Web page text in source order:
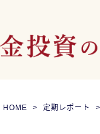
HOME 定期レポート